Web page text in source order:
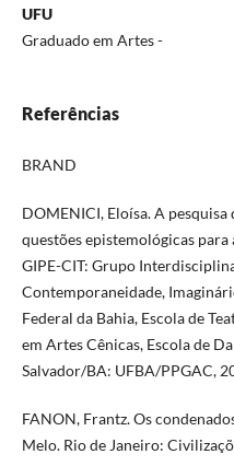
UFU
Graduado em Artes -
Referências
BRAND
DOMENICI, Eloísa. A
questões epistemológicas para
GIPE-CIT: Grupo
Contemporaneidade,
Federal da Bahia, Escola de
em Artes Cênicas, Escola de
Salvador/BA: UFBA/PPGAC,
FANON, Frantz. Os
Melo. Rio de Janeiro: